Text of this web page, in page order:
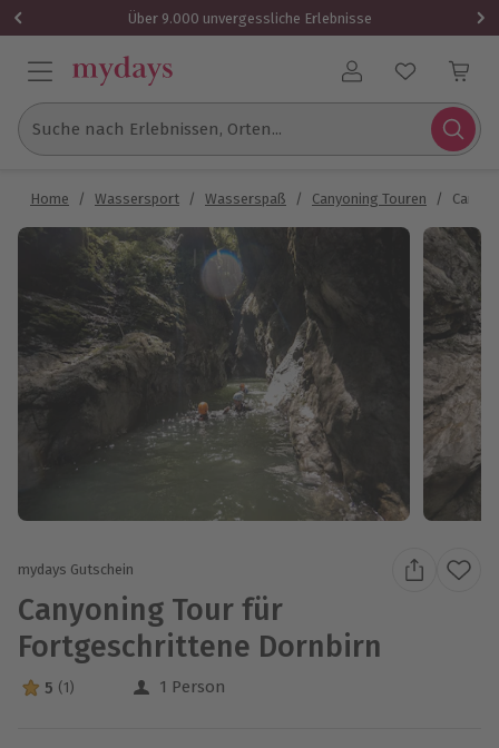
Über 9.000 unvergessliche Erlebnisse
Benutzerkonto
Suche nach Erlebnissen, Orten...
Home / Wassersport / Wasserspaß / Canyoning Touren /
mydays Gutschein
Canyoning Tour für
Fortgeschrittene Dornbirn
5 Sterne von 5 aus 1 Bewertungen
5 (1) 1 Person